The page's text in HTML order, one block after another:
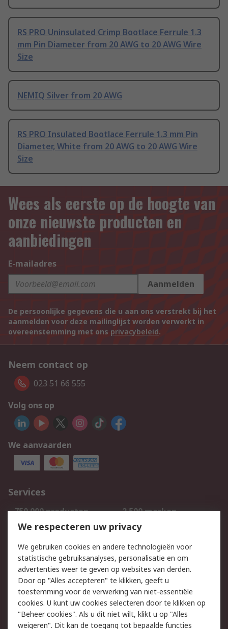
RS PRO Uninsulated Crimp Bootlace Ferrule 1.3
mm Pin Diameter from 20 AWG to 20 AWG Wire
Size
NEMIQ Silver from 20 AWG
RS PRO Insulated Bootlace Ferrule 1.3 mm Pin
Diameter, White from 20 AWG to 20 AWG Wire
Size
Wees als eerste op de hoogte van
onze nieuwste producten en
aanbiedingen
E-mailadres
Aanmelden
De persoonlijke gegevens die u aan ons verstrekt bij het
aanmelden voor deze mailinglijst worden verwerkt in
overeenstemming met ons privacybeleid.
Neem contact op
023 51 66 555
Volg ons op
We aanvaarden
Services
750.000 producten
2.500 merken
Bestellen
Inkoopoplossingen
Track & Trace
Wettelijk
Cookiebeleid
Email veiligheid
Privacybeleid
Websitevoorwaarden
We respecteren uw privacy
We gebruiken cookies en andere technologieën voor
statistische gebruiksanalyses, personalisatie en om
advertenties weer te geven op websites van derden.
Door op "Alles accepteren" te klikken, geeft u
toestemming voor de verwerking van niet-essentiële
cookies. U kunt uw cookies selecteren door te klikken op
"Beheer cookies". Als u dit niet wilt, klikt u op "Alles
weigeren". Dit kan de toegang tot bepaalde functies